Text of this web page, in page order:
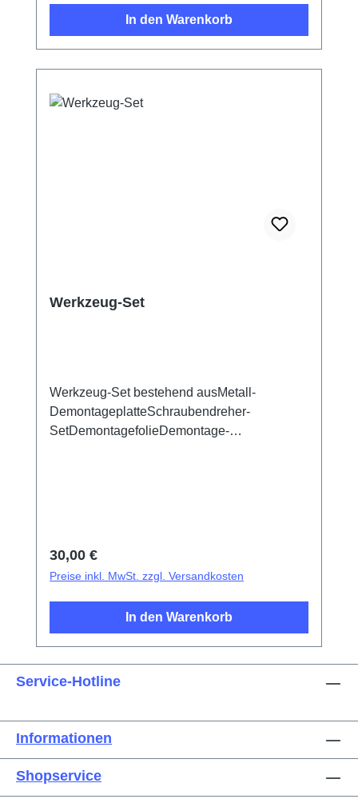
In den Warenkorb
Werkzeug-Set
Werkzeug-Set bestehend ausMetall-
DemontageplatteSchraubendreher-
SetDemontagefolieDemontage-
Demontageplättchen
Regulärer Preis:
30,00 €
Preise inkl. MwSt. zzgl. Versandkosten
In den Warenkorb
Service-Hotline
Informationen
Shopservice